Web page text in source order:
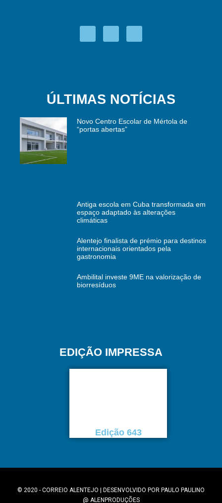
ÚLTIMAS NOTÍCIAS
Novo Centro Escolar de Mértola de
“portas abertas”
Antiga escola em Cuba transformada em
espaço adaptado às alterações
climáticas
Alentejo finalista de prémio para destinos
internacionais orientados pela
gastronomia
Ambilital investe 9ME na valorização de
biorresíduos
EDIÇÃO IMPRESSA
Edição 643
© 2020 - CORREIO ALENTEJO | DESENVOLVIDO POR PAULO PAULINO
@ ALENPRODUÇÕES